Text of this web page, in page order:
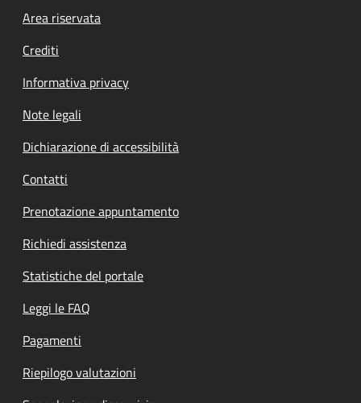
Footer menu
Area riservata
Crediti
Informativa privacy
Note legali
Dichiarazione di accessibilità
Contatti
Prenotazione appuntamento
Richiedi assistenza
Statistiche del portale
Leggi le FAQ
Pagamenti
Riepilogo valutazioni